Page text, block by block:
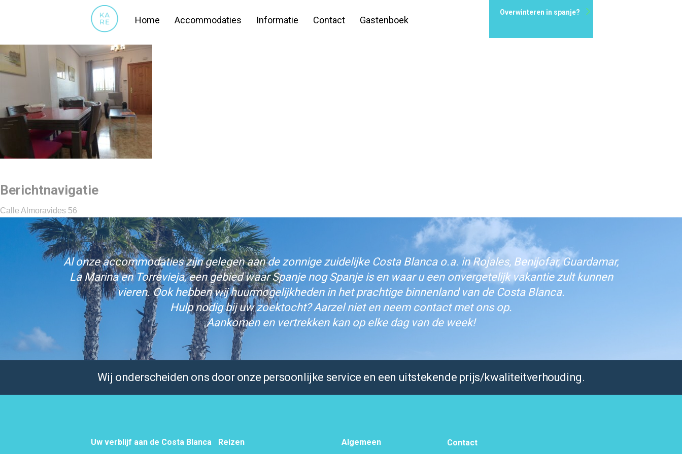
Home Accommodaties Informatie Contact Gastenboek
Overwinteren in spanje?
Berichtnavigatie
Calle Almoravides 56
Al onze accommodaties zijn gelegen aan de zonnige zuidelijke Costa Blanca o.a. in Rojales, Benijofar, Guardamar,
La Marina en Torrevieja, een gebied waar Spanje nog Spanje is en waar u een onvergetelijk vakantie zult kunnen
vieren. Ook hebben wij huurmogelijkheden in het prachtige binnenland van de Costa Blanca.
Hulp nodig bij uw zoektocht? Aarzel niet en neem contact met ons op.
Aankomen en vertrekken kan op elke dag van de week!
Wij onderscheiden ons door onze persoonlijke service en een uitstekende prijs/kwaliteitverhouding.
Uw verblijf aan de Costa Blanca Reizen Algemeen Contact